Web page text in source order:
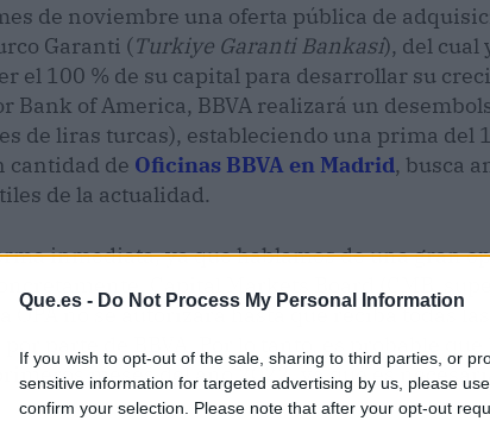
Que.es - Do Not Process My Personal Information
If you wish to opt-out of the sale, sharing to third parties, or
sensitive information for targeted advertising by us, please
confirm your selection. Please note that after your opt-out
de noviembre una oferta pública de
Garanti (Turkiye Garanti Bankasi), del cual
el 100 % de su capital para desarrollar su
Bank of America, BBVA realizará un
de liras turcas), estableciendo una prima del
cantidad de Oficinas BBVA en Madrid, busca
de la actualidad.
inmediata, ya que hablamos de una gran
Capital Markets Board (CMB,
no se autorizará hasta que reciba todas las
parte de BBVA. Por lo tanto, es probable que
meses del año 2022, ya que es